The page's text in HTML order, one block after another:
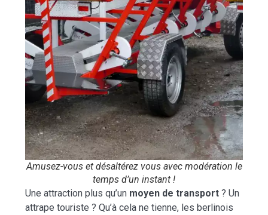
Amusez-vous et désaltérez vous avec modération le
temps d’un instant !
Une attraction plus qu’un moyen de transport ? Un
attrape touriste ? Qu’à cela ne tienne, les berlinois